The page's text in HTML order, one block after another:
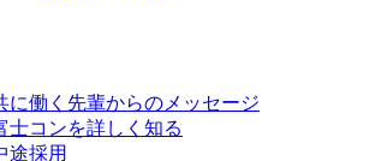
に働く先輩からのメッセージ
士コンを詳しく知る
途採用